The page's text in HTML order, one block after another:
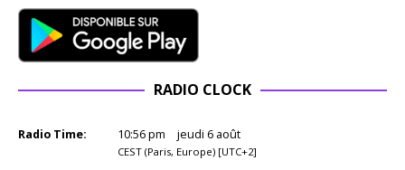
RADIO CLOCK
Radio Time: 10:56pm jeudi 6 août
CEST (Paris, Europe) [UTC+2]